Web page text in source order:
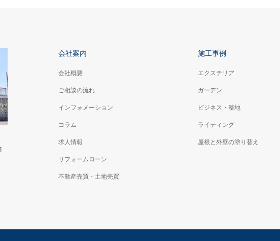
会社案内
会社概要
ご相談の流れ
インフォメーション
コラム
求人情報
リフォームローン
不動産売買・土地売買
施工事例
エクステリア
ガーデン
ビジネス・整地
ライティング
屋根と外壁の塗り替え